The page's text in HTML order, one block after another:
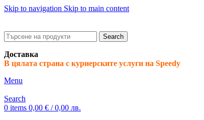
Skip to navigation Skip to main content
Search
Доставка
В цялата страна с куриерските услуги на Speedy
Menu
Search
0 items 0,00 € / 0,00 лв.